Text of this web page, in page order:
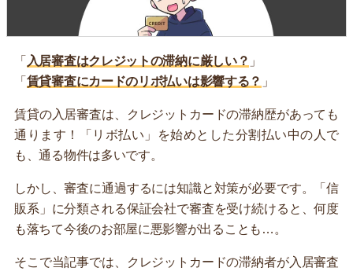
「 入居審査はクレジットの滞納に厳しい？ 」
「 賃貸審査にカードのリボ払いは影響する？ 」
賃貸の入居審査は、クレジットカードの滞納歴があっても
通ります！「リボ払い」を始めとした分割払い中の人で
も、通る物件は多いです。
しかし、審査に通過するには知識と対策が必要です。「信
販系」に分類される保証会社で審査を受け続けると、何度
も落ちて今後のお部屋に悪影響が出ることも…。
そこで当記事では、クレジットカードの滞納者が入居審査